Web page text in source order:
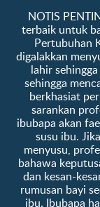
Hubungi kami
Tentang kami
​NOTIS
terbaik untuk
Pertubuhan
digalakkan
lahir
sehingga
berkhasiat
sarankan
ibubapa akan
susu ibu.
menyusu,
bahawa
dan kesan-
rumusan bayi
ibu. Ibubapa